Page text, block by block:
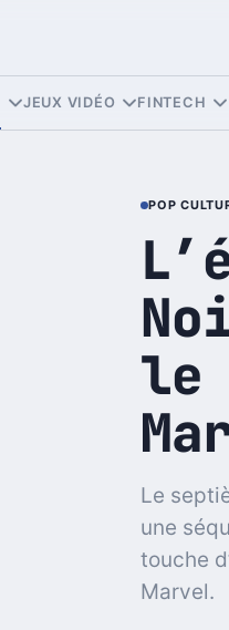
JEUX VIDÉO FINTECH
POP
le
Le
une
touche
Marvel.